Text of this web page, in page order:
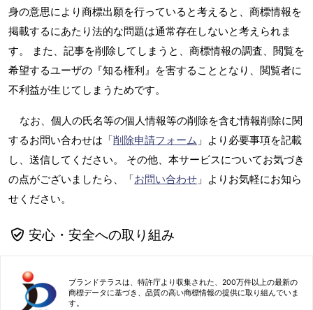
身の意思により商標出願を行っていると考えると、商標情報を
掲載するにあたり法的な問題は通常存在しないと考えられま
す。 また、記事を削除してしまうと、商標情報の調査、閲覧を
希望するユーザの『知る権利』を害することとなり、閲覧者に
不利益が生じてしまうためです。
なお、個人の氏名等の個人情報等の削除を含む情報削除に関
するお問い合わせは「削除申請フォーム 」より必要事項を記載
し、送信してください。 その他、本サービスについてお気づき
の点がございましたら、「お問い合わせ 」よりお気軽にお知ら
せください。
安心・安全への取り組み
ブランドテラスは、特許庁より収集された、200万件以上の最新の
商標データに基づき、品質の高い商標情報の提供に取り組んでいま
す。